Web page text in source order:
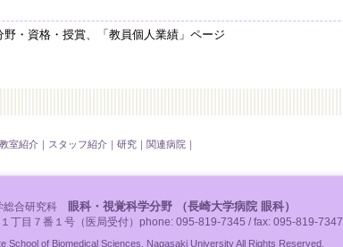
・資格・授賞、「教員個人業績」ページ
教室紹介 ｜ スタッフ紹介 ｜ 研究 ｜ 関連病院 ｜
総合研究科 眼科・視覚科学分野 （長崎大学病院 眼科）
丁目７番１号（医局受付）phone: 095-819-7345 / fax: 095-819-7347
of Biomedical Sciences, Nagasaki University All Rights Reserved.